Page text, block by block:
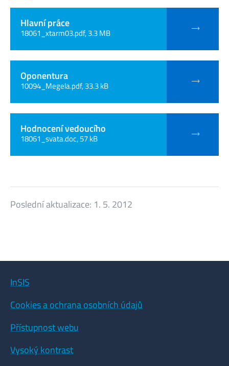
Hlavní práce
18061_xtarm03.pdf, 3.3 MB
Oponentura
10094_Megela.pdf, 33.3 kB
Hodnocení vedoucího
18061_svata.doc, 57 kB
Poslední aktualizace: 1. 5. 2012
InSIS
Cookies a ochrana osobních údajů
Přístupnost webu
Vysoký kontrast